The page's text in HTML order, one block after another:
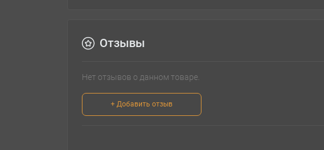
Отзывы
Нет отзывов о данном товаре.
+ Добавить отзыв